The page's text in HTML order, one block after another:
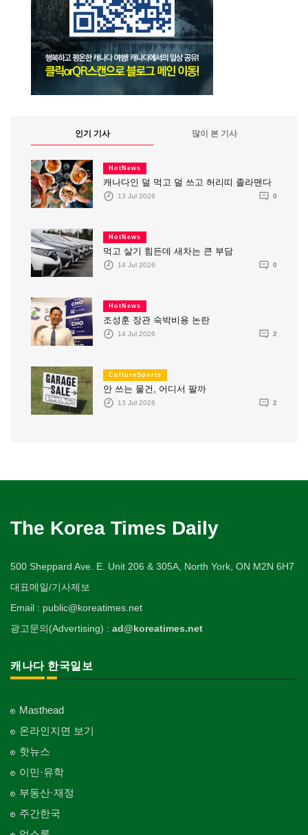
인기 기사 많이 본 기사
HotNews
캐나다인 덜 먹고 덜 쓰고 허리띠 졸라맨다
13 Jul 2026 0
HotNews
먹고 살기 힘든데 새차는 큰 부담
14 Jul 2026 0
HotNews
조성훈 장관 숙박비용 논란
14 Jul 2026 2
CultureSports
안 쓰는 물건, 어디서 팔까
13 Jul 2026 2
The Korea Times Daily
500 Sheppard Ave. E. Unit 206 & 305A, North York, ON M2N 6H7
대표메일/기사제보
Email : public@koreatimes.net
광고문의(Advertising) : ad@koreatimes.net
캐나다 한국일보
Masthead
온라인지면 보기
핫뉴스
이민·유학
부동산·재정
주간한국